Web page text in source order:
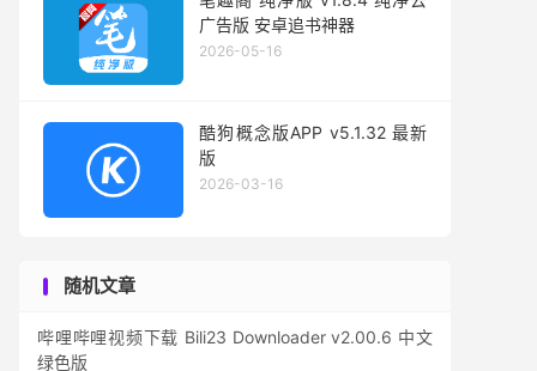
广告版 安卓追书神器
2026-05-16
酷狗概念版APP v5.1.32 最新
版
2026-03-16
随机文章
哔哩哔哩视频下载 Bili23 Downloader v2.00.6 中文
绿色版